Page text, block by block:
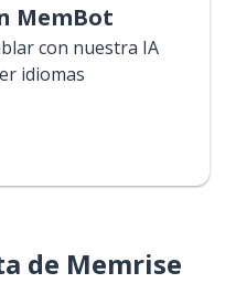
MemBot
con nuestra IA
idiomas
de Memrise